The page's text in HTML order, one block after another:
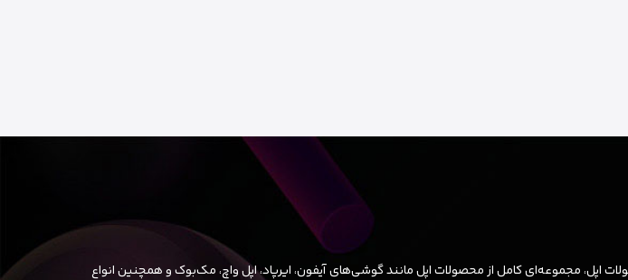
اپل، مجموعه‌ای کامل از محصولات اپل مانند گوشی‌های آیفون، ایرپاد، اپل واچ، مک‌بوک و همچنین انواع